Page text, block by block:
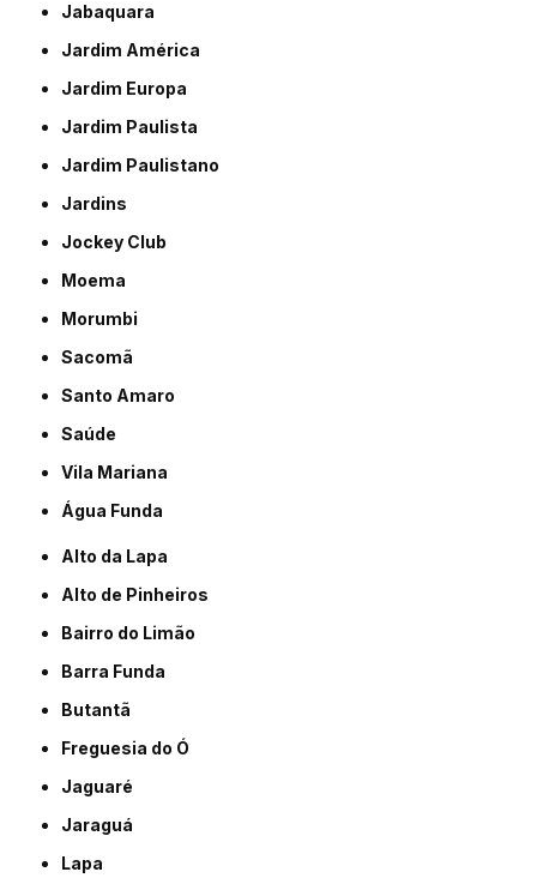
Jabaquara
Jardim América
Jardim Europa
Jardim Paulista
Jardim Paulistano
Jardins
Jockey Club
Moema
Morumbi
Sacomã
Santo Amaro
Saúde
Vila Mariana
Água Funda
Alto da Lapa
Alto de Pinheiros
Bairro do Limão
Barra Funda
Butantã
Freguesia do Ó
Jaguaré
Jaraguá
Lapa